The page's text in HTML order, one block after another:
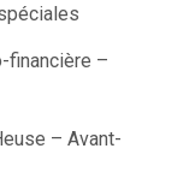
financière –
– Avant-